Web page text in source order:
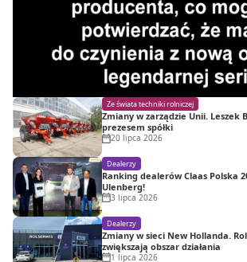
Ze świata techniki rolniczej
Zmiany w zarządzie Unii. Leszek
prezesem spółki
20 lipca 2026
Dealerzy
Ranking dealerów Claas Polska
Ulenberg!
3 lipca 2026
Dealerzy
Zmiany w sieci New Hollanda.
zwiększają obszar działania
1 lipca 2026